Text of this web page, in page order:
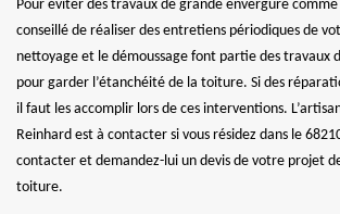
Pour éviter des travaux de grande envergure
conseillé de réaliser des entretiens périodiques de
nettoyage et le démoussage font partie des travaux
pour garder l’étanchéité de la toiture. Si des
il faut les accomplir lors de ces interventions.
Reinhard est à contacter si vous résidez dans le
contacter et demandez-lui un devis de votre projet
toiture.